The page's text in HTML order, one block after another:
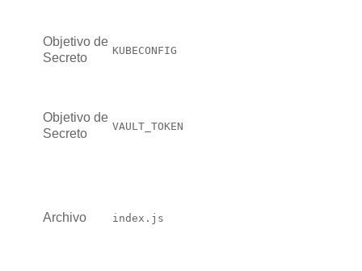
Objetivo de
Secreto
KUBECONFIG
Objetivo de
Secreto
VAULT_TOKEN
Archivo index.js